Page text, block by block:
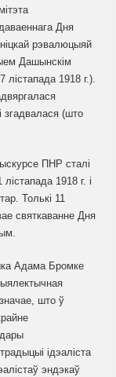
Дня
рэвалюцыяй
Дашынскім
1918 г.).
згадвалася (што
ПНР сталі
1918 г. і
Толькі 11
святкаванне Дня
Адама Бромке
што ў
ідэаліста
эндэкаў